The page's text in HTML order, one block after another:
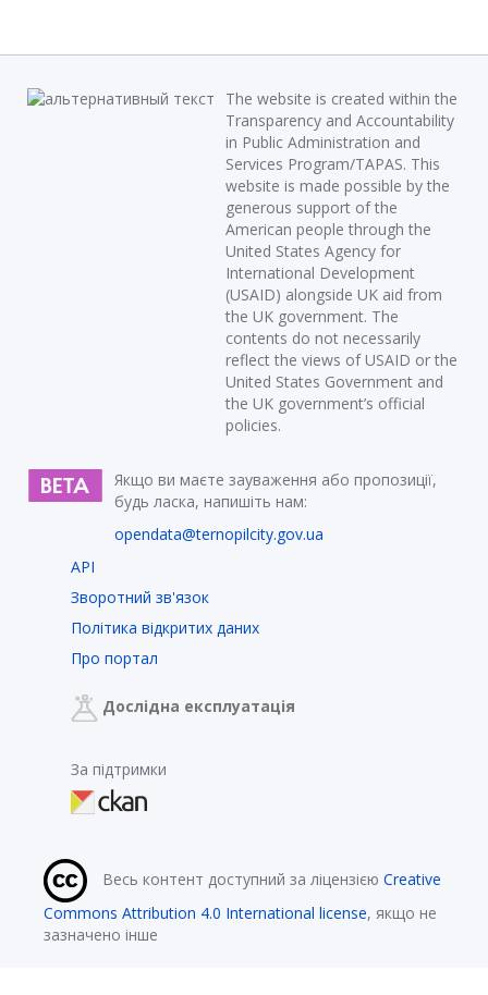
The website is created within the
Transparency and Accountability
in Public Administration and
Services Program/TAPAS. This
website is made possible by the
generous support of the
American people through the
United States Agency for
International Development
(USAID) alongside UK aid from
the UK government. The
contents do not necessarily
reflect the views of USAID or the
United States Government and
the UK government’s official
policies.
Якщо ви маєте зауваження або пропозиції,
будь ласка, напишіть нам:
opendata@ternopilcity.gov.ua
API
Зворотний зв'язок
Політика відкритих даних
Про портал
Дослідна експлуатація
За підтримки
Весь контент доступний за ліцензією Creative
Commons Attribution 4.0 International license, якщо не
зазначено інше